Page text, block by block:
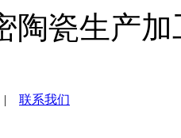
陶瓷生产
联系我们